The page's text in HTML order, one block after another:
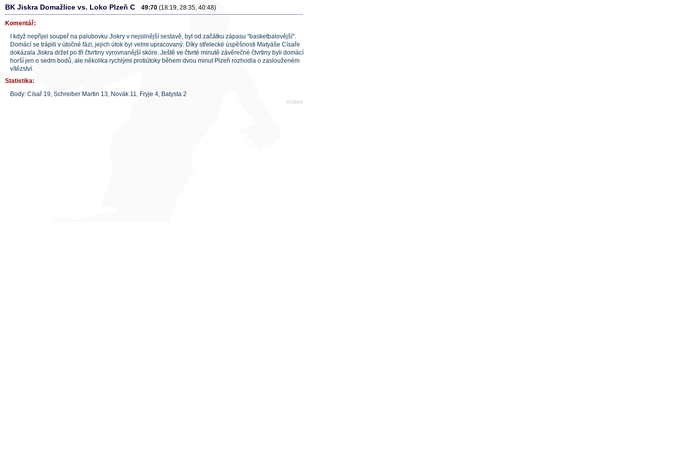
BK Jiskra Domažlice vs. Loko Plzeň C 49:70 (18:19, 28:35, 40:48)
Komentář:
I když nepřijel soupeř na palubovku Jiskry v nejsilnější sestavě, byl od začátku zápasu "basketbalovější".
Domácí se trápili v útočné fázi, jejich útok byl velmi upracovaný. Díky střelecké úspěšnosti Matyáše Císaře
dokázala Jiskra držet po tři čtvrtiny vyrovnanější skóre. Ještě ve čtvrté minutě závěrečné čtvrtiny byli domácí
horší jen o sedm bodů, ale několika rychlými protiútoky během dvou minut Plzeň rozhodla o zaslouženém
vítězství.
Statistika:
Body: Císař 19, Schreiber Martin 13, Novák 11, Fryje 4, Batysta 2
#stipek